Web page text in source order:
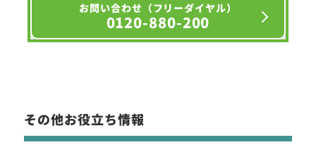
お問い合わせ（フリーダイヤル）
0120-880-200
その他お役立ち情報